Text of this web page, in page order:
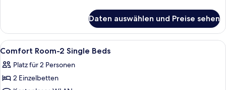
anzeigen
Room
with
Single
Daten auswählen und Preise sehen
Alle
Fotos
für
Comfort
Ein Hotelzimmer mit zwei Betten,
5
Comfort Room-2 Single Beds
Platz für 2 Personen
2 Einzelbetten